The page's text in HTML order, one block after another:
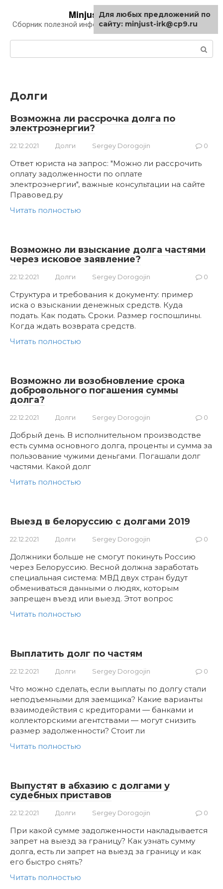
контенту
Minjust-irk.ru
Сборник полезной информации про автомобили
Долги
Возможна ли рассрочка долга по
электроэнергии?
22.12.2021 Долги Sergey Dorogojin 0
Ответ юриста на запрос: "Можно ли рассрочить
оплату задолженности по оплате
электроэнергии", важные консультации на сайте
Правовед.ру
Читать полностью
Возможно ли взыскание долга частями
через исковое заявление?
22.12.2021 Долги Sergey Dorogojin 0
Структура и требования к документу: пример
иска о взыскании денежных средств. Куда
подать. Как подать. Сроки. Размер госпошлины.
Когда ждать возврата средств.
Читать полностью
Возможно ли возобновление срока
добровольного погашения суммы
долга?
22.12.2021 Долги Sergey Dorogojin 0
Добрый день. В исполнительном производстве
есть сумма основного долга, проценты и сумма за
пользование чужими деньгами. Погашали долг
частями. Какой долг
Читать полностью
Выезд в белоруссию с долгами 2019
22.12.2021 Долги Sergey Dorogojin 0
Должники больше не смогут покинуть Россию
через Белоруссию. Весной должна заработать
специальная система: МВД двух стран будут
обмениваться данными о людях, которым
запрещен въезд или выезд. Этот вопрос
Читать полностью
Выплатить долг по частям
22.12.2021 Долги Sergey Dorogojin 0
Что можно сделать, если выплаты по долгу стали
неподъемными для заемщика? Какие варианты
взаимодействия с кредиторами — банками и
коллекторскими агентствами — могут снизить
размер задолженности? Стоит ли
Читать полностью
Выпустят в абхазию с долгами у
судебных приставов
22.12.2021 Долги Sergey Dorogojin 0
При какой сумме задолженности накладывается
запрет на выезд за границу? Как узнать сумму
долга, есть ли запрет на выезд за границу и как
его быстро снять?
Читать полностью
Для любых предложений по
сайту: minjust-irk@cp9.ru